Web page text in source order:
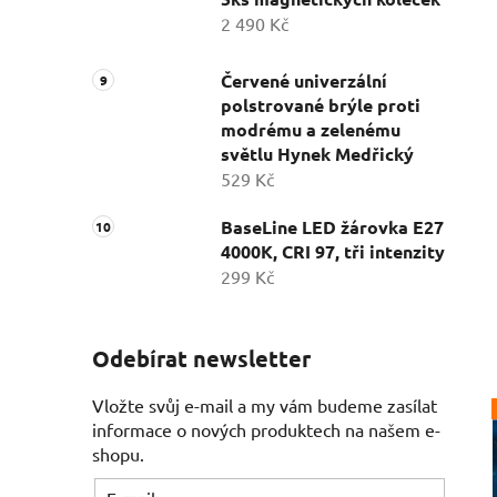
2 490 Kč
Červené univerzální
polstrované brýle proti
modrému a zelenému
světlu Hynek Medřický
529 Kč
BaseLine LED žárovka E27
4000K, CRI 97, tři intenzity
299 Kč
Odebírat newsletter
Vložte svůj e-mail a my vám budeme zasílat
informace o nových produktech na našem e-
shopu.